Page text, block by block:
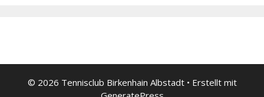
© 2026 Tennisclub Birkenhain Albstadt• Erstellt mit